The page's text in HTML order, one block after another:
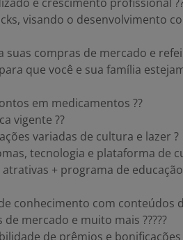
visando o desenvolvimento
compras de mercado e
que você e sua família
em medicamentos ??
vigente ??
variadas de cultura e lazer ?
tecnologia e plataforma de
+ programa de educação
conhecimento com conteúdos
mercado e muito mais ?????
de prêmios e bonificações